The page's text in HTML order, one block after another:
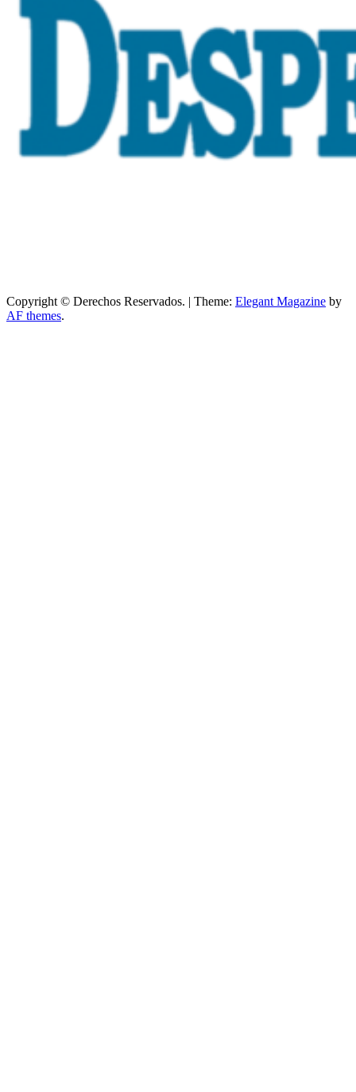
Copyright © Derechos Reservados. | Theme: Elegant Magazine by
AF themes.